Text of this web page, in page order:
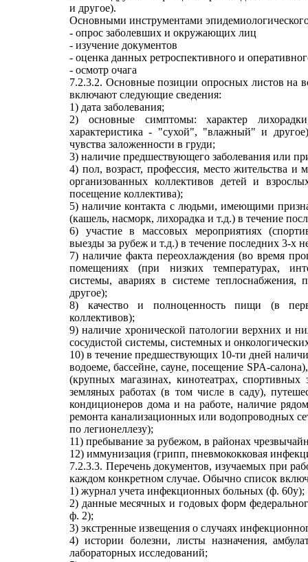
и другое).
Основными инструментами
- опрос заболевших и окружающих лиц
- изучение документов
- оценка данных ретроспективного и
- осмотр очага
7.2.3.2. Основные позиции опросных листов на
включают следующие сведения:
1) дата заболевания;
2) основные симптомы: характер
характеристика - "сухой", "влажный" и
чувства заложенности в груди;
3) наличие предшествующего заболевания или
4) пол, возраст, профессия, место жительства и
организованных коллективов детей и
посещение коллектива);
5) наличие контакта с людьми, имеющими
(кашель, насморк, лихорадка и т.д.) в течение
6) участие в массовых мероприятиях
выезды за рубеж и т.д.) в течение последних 3-х
7) наличие факта переохлаждения (во время
помещениях (при низких температурах,
системы, авариях в системе теплоснабжения,
другое);
8) качество и полноценность пищи (в
коллективов);
9) наличие хронической патологии верхних и
сосудистой системы, системных и
10) в течение предшествующих 10-ти дней
водоеме, бассейне, сауне, посещение SPA-
(крупных магазинах, кинотеатрах, спортивных
земляных работах (в том числе в саду),
кондиционеров дома и на работе, наличие
ремонта канализационных или водопроводных
по легионеллезу);
11) пребывание за рубежом, в районах
12) иммунизация (грипп, пневмококковая
7.2.3.3. Перечень документов, изучаемых при
каждом конкретном случае. Обычно список
1) журнал учета инфекционных больных (ф. 60у);
2) данные месячных и годовых форм
ф. 2);
3) экстренные извещения о случаях
4) истории болезни, листы назначения,
лабораторных исследований;